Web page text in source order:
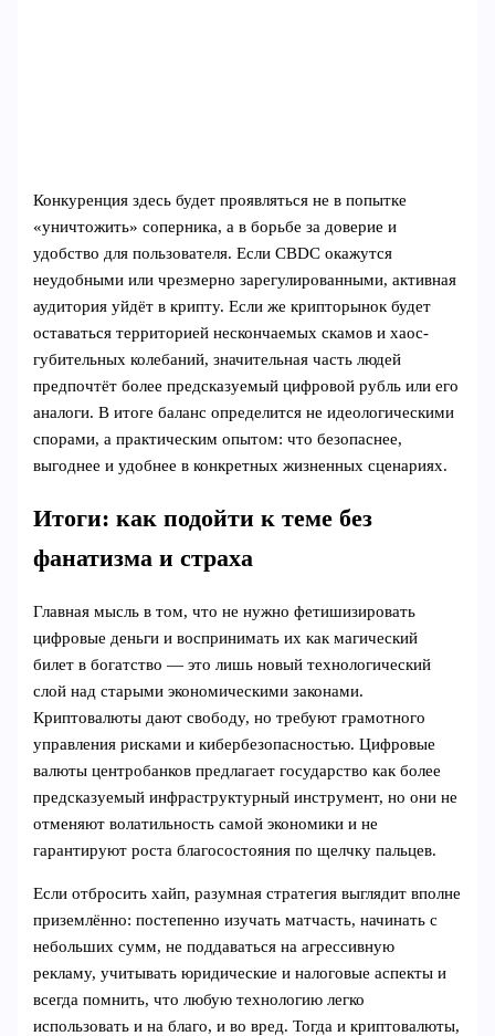
Конкуренция здесь будет проявляться не в попытке
«уничтожить» соперника, а в борьбе за доверие и
удобство для пользователя. Если CBDC окажутся
неудобными или чрезмерно зарегулированными, активная
аудитория уйдёт в крипту. Если же крипторынок будет
оставаться территорией нескончаемых скамов и хаос-
губительных колебаний, значительная часть людей
предпочтёт более предсказуемый цифровой рубль или его
аналоги. В итоге баланс определится не идеологическими
спорами, а практическим опытом: что безопаснее,
выгоднее и удобнее в конкретных жизненных сценариях.
Итоги: как подойти к теме без
фанатизма и страха
Главная мысль в том, что не нужно фетишизировать
цифровые деньги и воспринимать их как магический
билет в богатство — это лишь новый технологический
слой над старыми экономическими законами.
Криптовалюты дают свободу, но требуют грамотного
управления рисками и кибербезопасностью. Цифровые
валюты центробанков предлагает государство как более
предсказуемый инфраструктурный инструмент, но они не
отменяют волатильность самой экономики и не
гарантируют роста благосостояния по щелчку пальцев.
Если отбросить хайп, разумная стратегия выглядит вполне
приземлённо: постепенно изучать матчасть, начинать с
небольших сумм, не поддаваться на агрессивную
рекламу, учитывать юридические и налоговые аспекты и
всегда помнить, что любую технологию легко
использовать и на благо, и во вред. Тогда и криптовалюты,